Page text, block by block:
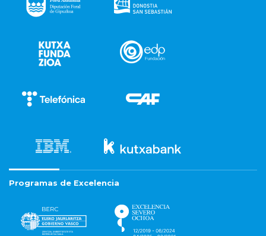
Programas de Excelencia